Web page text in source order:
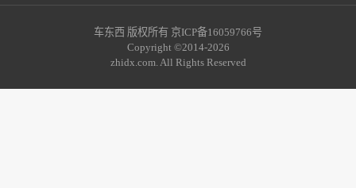
车东西 版权所有 京ICP备16059766号
Copyright ©2014-2026
zhidx.com. All Rights Reserved